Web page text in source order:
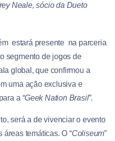
Neale, sócio da Dueto
estará presente na parceria
segmento de jogos de
global, que confirmou a
uma ação exclusiva e
a “Geek Nation Brasil”.
será a de vivenciar o evento
temáticas. O “Coliseum”